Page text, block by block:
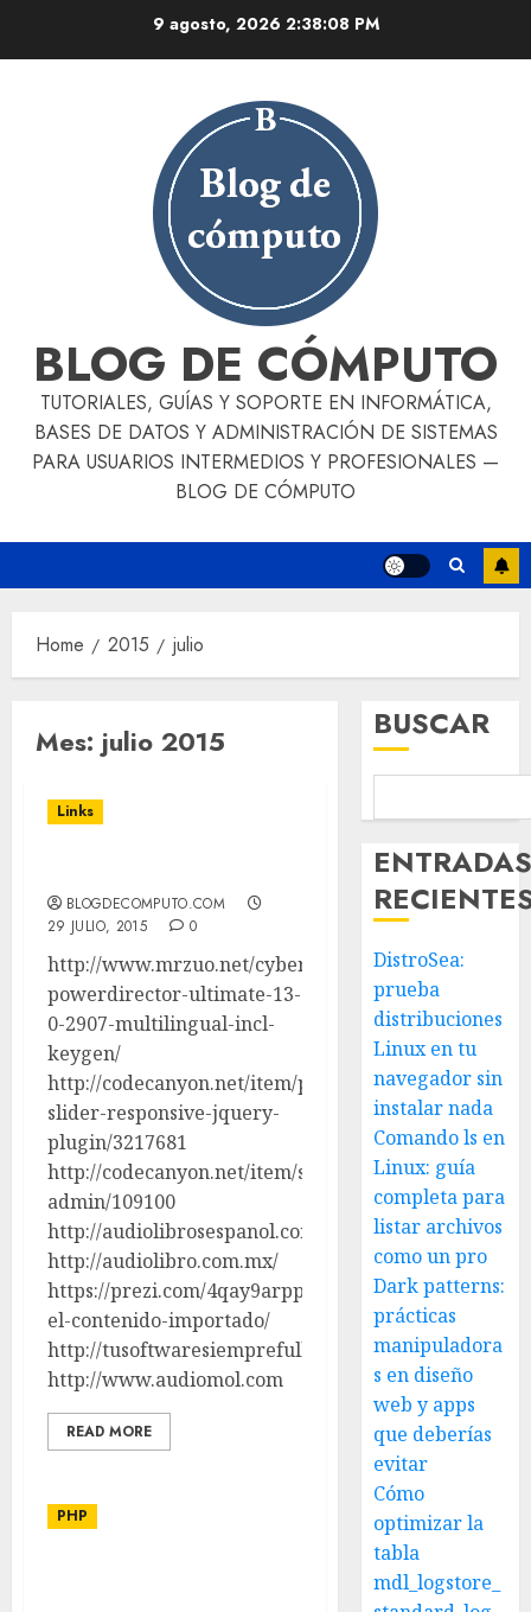
9 agosto, 2026 2:38:09 PM
BLOG DE CÓMPUTO
TUTORIALES, GUÍAS Y SOPORTE EN INFORMÁTICA,
BASES DE DATOS Y ADMINISTRACIÓN DE SISTEMAS
PARA USUARIOS INTERMEDIOS Y PROFESIONALES —
BLOG DE CÓMPUTO
Home 2015 julio
Mes: julio 2015
Links
BLOGDECOMPUTO.COM
29 JULIO, 2015
0
http://www.mrzuo.net/cyberlink-
powerdirector-ultimate-13-
0-2907-multilingual-incl-
keygen/
http://codecanyon.net/item/parallax-
slider-responsive-jquery-
plugin/3217681
http://codecanyon.net/item/simple-
admin/109100
http://audiolibrosespanol.com/
http://audiolibro.com.mx/
https://prezi.com/4qay9arppczy/mexico-
el-contenido-importado/
http://tusoftwaresiemprefull.com/
http://www.audiomol.com
READ MORE
PHP
BUSCAR
DistroSea:
prueba
distribuciones
Linux en tu
navegador sin
instalar nada
Comando ls en
Linux: guía
completa para
listar archivos
como un pro
Dark patterns:
prácticas
manipuladora
s en diseño
web y apps
que deberías
evitar
Cómo
optimizar la
tabla
mdl_logstore_